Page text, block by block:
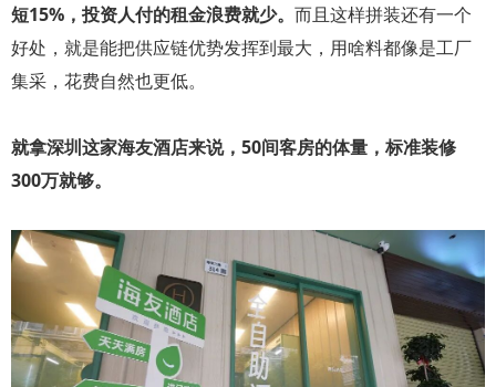
短15%，投资人付的租金浪费就少。 而且这样拼装还有一个
好处，就是能把供应链优势发挥到最大，用啥料都像是工厂
集采，花费自然也更低。
就拿深圳这家海友酒店来说，50间客房的体量，标准装修
300万就够。